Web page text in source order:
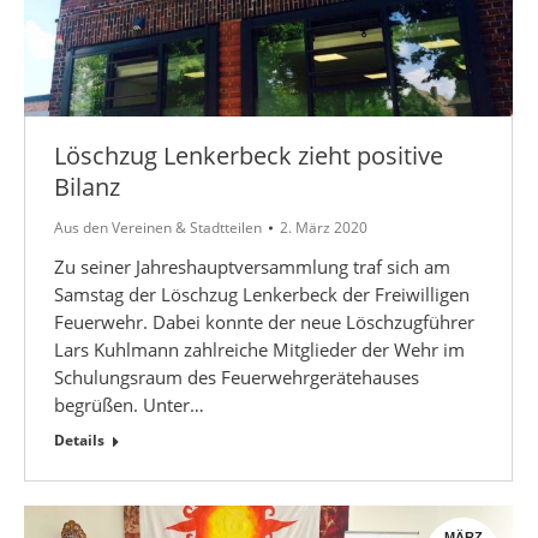
Löschzug Lenkerbeck zieht positive
Bilanz
Aus den Vereinen & Stadtteilen 2. März 2020
Zu seiner Jahreshauptversammlung traf sich am
Samstag der Löschzug Lenkerbeck der Freiwilligen
Feuerwehr. Dabei konnte der neue Löschzugführer
Lars Kuhlmann zahlreiche Mitglieder der Wehr im
Schulungsraum des Feuerwehrgerätehauses
begrüßen. Unter…
Details